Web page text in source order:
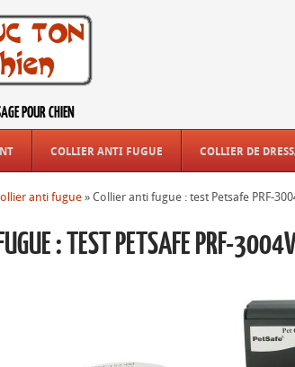
POUR CHIEN
COLLIER ANTI FUGUE COLLIER DE
anti fugue»Collier anti fugue : test Petsafe PRF-
: TEST PETSAFE PRF-